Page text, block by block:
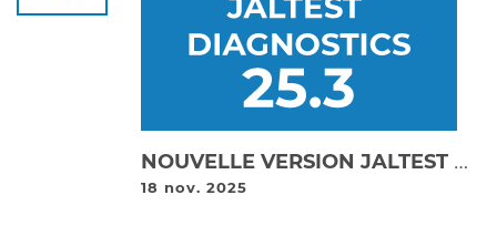
NOUVELLE VERSION JALTEST DIAGNOSTICS 25.3 !
18 nov. 2025